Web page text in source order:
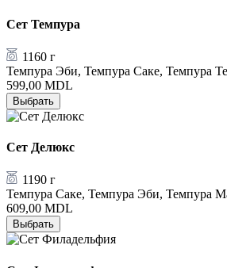
Сет Темпура
1160 г
Темпура Эби, Темпура Саке, Темпура
599,00 MDL
Выбрать
Сет Делюкс
1190 г
Темпура Саке, Темпура Эби, Темпура
609,00 MDL
Выбрать